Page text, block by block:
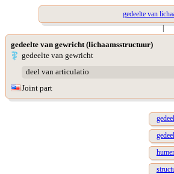
gedeelte van
|
gedeelte van gewricht (lichaamsstructuur)
gedeelte van gewricht
deel van articulatio
Joint part